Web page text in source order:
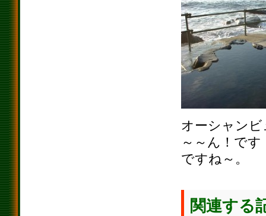
オーシャン
～～ん！で
ですね～。
関連する